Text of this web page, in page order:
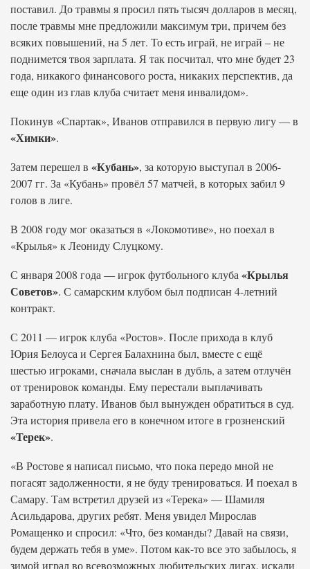
поставил. До травмы я просил пять тысяч долларов в месяц,
после травмы мне предложили максимум три, причем без
всяких повышений, на 5 лет. То есть играй, не играй – не
поднимется твоя зарплата. Я так посчитал, что мне будет 23
года, никакого финансового роста, никаких перспектив, да
еще один из глав клуба считает меня инвалидом».
Покинув «Спартак», Иванов отправился в первую лигу — в
«Химки».
Затем перешел в «Кубань», за которую выступал в 2006-
2007 гг. За «Кубань» провёл 57 матчей, в которых забил 9
голов в лиге.
В 2008 году мог оказаться в «Локомотиве», но поехал в
«Крылья» к Леониду Слуцкому.
С января 2008 года — игрок футбольного клуба «Крылья
Советов». С самарским клубом был подписан 4-летний
контракт.
С 2011 — игрок клуба «Ростов». После прихода в клуб
Юрия Белоуса и Сергея Балахнина был, вместе с ещё
шестью игроками, сначала выслан в дубль, а затем отлучён
от тренировок команды. Ему перестали выплачивать
заработную плату. Иванов был вынужден обратиться в суд.
Эта история привела его в конечном итоге в грозненский
«Терек».
«В Ростове я написал письмо, что пока передо мной не
погасят задолженности, я не буду тренироваться. И поехал в
Самару. Там встретил друзей из «Терека» — Шамиля
Асильдарова, других ребят. Меня увидел Мирослав
Ромащенко и спросил: «Что, без команды? Давай на связи,
будем держать тебя в уме». Потом как-то все это забылось, я
зимой играл во всевозможных любительских лигах, искали